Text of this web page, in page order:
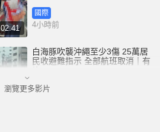
02:41
國際
4小時前
白海豚吹襲沖繩至少3傷 25萬居
民收避難指示 全部航班取消｜有
國際
瀏覽更多影片